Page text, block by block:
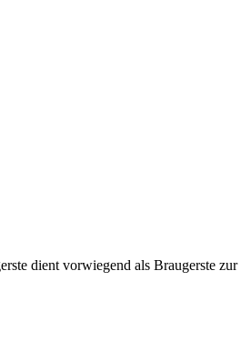
dient vorwiegend als Braugerste zur